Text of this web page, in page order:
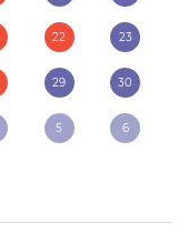
22 23
29 30
5 6